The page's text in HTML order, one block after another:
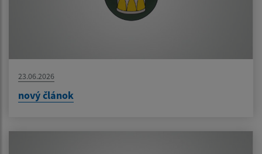
23.06.2026
nový článok